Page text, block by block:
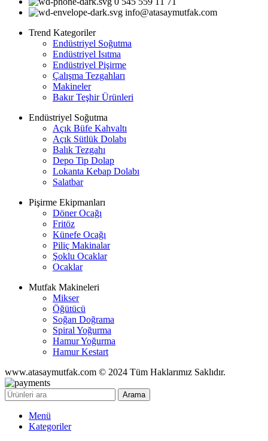
info@atasaymutfak.com
Trend Kategoriler
Endüstriyel Soğutma
Endüstriyel Isıtma
Endüstriyel Pişirme
Çalışma Tezgahları
Makineler
Bakır Teşhir Ürünleri
Endüstriyel Soğutma
Açık Büfe Kahvaltı
Açık Sütlük Dolabı
Balık Tezgahı
Depo Tip Dolap
Lokanta Kebap Dolabı
Salatbar
Pişirme Ekipmanları
Döner Ocağı
Fritöz
Künefe Ocağı
Piliç Makinalar
Şoklu Ocaklar
Ocaklar
Mutfak Makineleri
Mikser
Öğütücü
Soğan Doğrama
Spiral Yoğurma
Hamur Yoğurma
Hamur Kestart
www.atasaymutfak.com © 2024 Tüm Haklarımız Saklıdır.
Arama
Menü
Kategoriler